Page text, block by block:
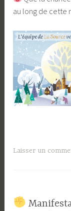
au long de cette
Laisser un